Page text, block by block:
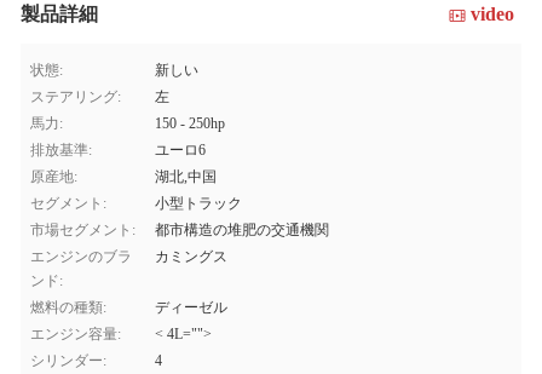
製品詳細 video
状態:
新しい
ステアリング:
左
馬力:
150 - 250hp
排放基準:
ユーロ6
原産地:
湖北,中国
セグメント:
小型トラック
市場セグメント:
都市構造の堆肥の交通機関
エンジンのブラ
ンド:
カミングス
燃料の種類:
ディーゼル
エンジン容量:
< 4L="">
シリンダー:
4